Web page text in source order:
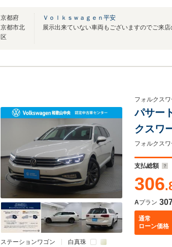
京都府
京都市北
区
Ｖｏｌｋｓｗａｇｅｎ平安
ステーションワゴン 白真珠
フォルクス
パサー
クスワ
ーター
ナー
支払総額
306
Aプラン
通常
ローン価格